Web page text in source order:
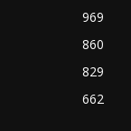
969
860
829
662